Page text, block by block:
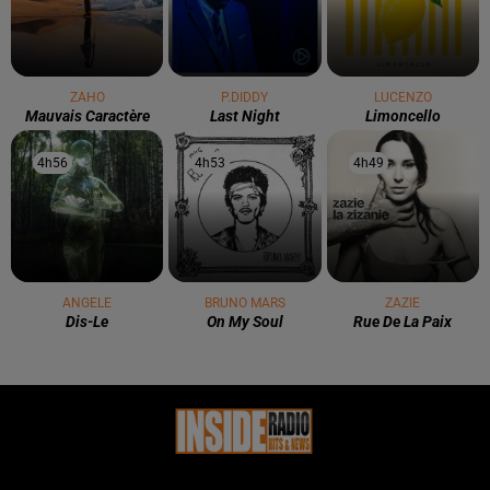
ZAHO
Mauvais Caractère
P.DIDDY
Last Night
LUCENZO
Limoncello
4h56
4h56
ANGELE
Dis-Le
4h53
4h53
BRUNO MARS
On My Soul
4h49
4h49
ZAZIE
Rue De La Paix